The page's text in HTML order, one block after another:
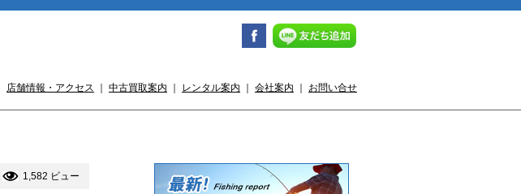
店舗情報・アクセス 中古買取案内 レンタル案内 会社案内 お問い合せ
1,582 ビュー